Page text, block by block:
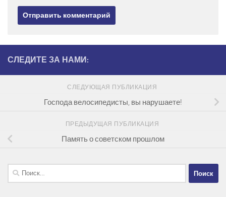
СЛЕДИТЕ ЗА НАМИ:
СЛЕДУЮЩАЯ ПУБЛИКАЦИЯ
Господа велосипедисты, вы нарушаете!
ПРЕДЫДУЩАЯ ПУБЛИКАЦИЯ
Память о советском прошлом
Найти: